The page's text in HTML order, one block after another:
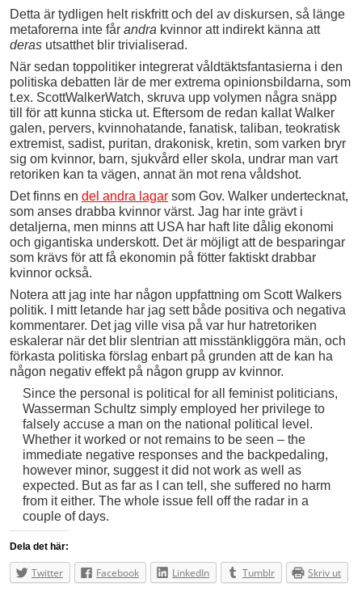
Detta är tydligen helt riskfritt och del av diskursen, så länge
metaforerna inte får andra kvinnor att indirekt känna att
deras utsatthet blir trivialiserad.
När sedan toppolitiker integrerat våldtäktsfantasierna i den
politiska debatten lär de mer extrema opinionsbildarna, som
t.ex. ScottWalkerWatch, skruva upp volymen några snäpp
till för att kunna sticka ut. Eftersom de redan kallat Walker
galen, pervers, kvinnohatande, fanatisk, taliban, teokratisk
extremist, sadist, puritan, drakonisk, kretin, som varken bryr
sig om kvinnor, barn, sjukvård eller skola, undrar man vart
retoriken kan ta vägen, annat än mot rena våldshot.
Det finns en del andra lagar som Gov. Walker undertecknat,
som anses drabba kvinnor värst. Jag har inte grävt i
detaljerna, men minns att USA har haft lite dålig ekonomi
och gigantiska underskott. Det är möjligt att de besparingar
som krävs för att få ekonomin på fötter faktiskt drabbar
kvinnor också.
Notera att jag inte har någon uppfattning om Scott Walkers
politik. I mitt letande har jag sett både positiva och negativa
kommentarer. Det jag ville visa på var hur hatretoriken
eskalerar när det blir slentrian att misstänkliggöra män, och
förkasta politiska förslag enbart på grunden att de kan ha
någon negativ effekt på någon grupp av kvinnor.
Since the personal is political for all feminist politicians,
Wasserman Schultz simply employed her privilege to
falsely accuse a man on the national political level.
Whether it worked or not remains to be seen – the
immediate negative responses and the backpedaling,
however minor, suggest it did not work as well as
expected. But as far as I can tell, she suffered no harm
from it either. The whole issue fell off the radar in a
couple of days.
Dela det här:
Twitter Facebook LinkedIn Tumblr Skriv ut